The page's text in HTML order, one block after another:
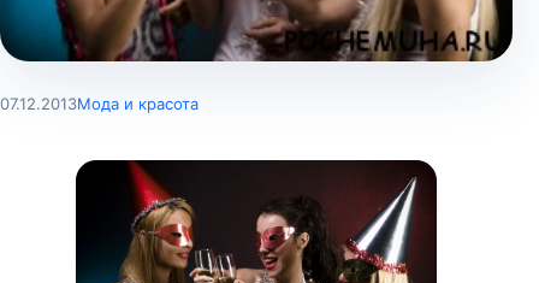
07.12.2013Мода и красота